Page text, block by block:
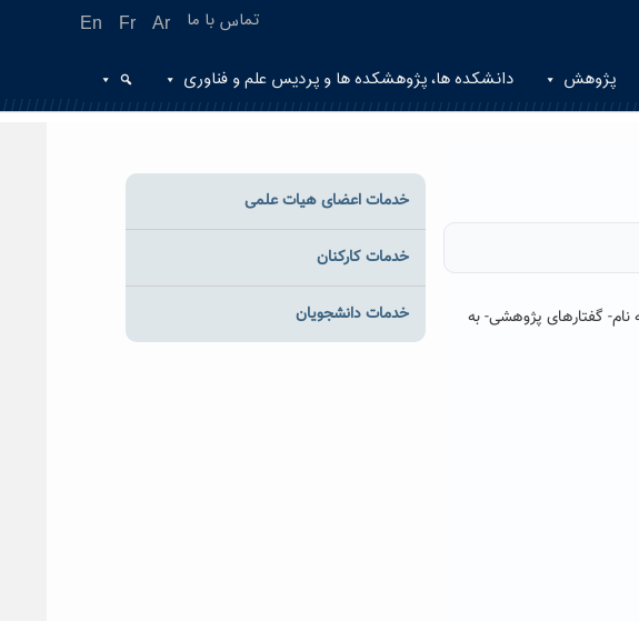
En Fr Ar تماس با ما
پژوهش دانشکده ها، پژوهشکده ها و پردیس علم و فناوری
گفتارهای پژوهشی-به
خدمات اعضای هیات علمی
خدمات کارکنان
خدمات دانشجویان